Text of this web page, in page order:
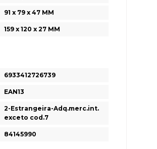
91 x 79 x 47 MM
159 x 120 x 27 MM
6933412726739
EAN13
2-Estrangeira-Adq.merc.int.
exceto cod.7
84145990